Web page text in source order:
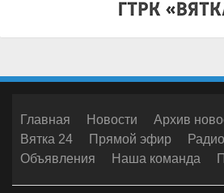
Главная Новости Архив
Вятка 24
Прямой эфир Радио
Объявления
Наша команда